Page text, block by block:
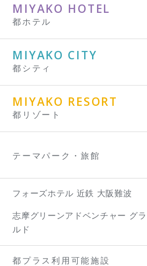
MIYAKO HOTEL
都ホテル
MIYAKO CITY
都シティ
MIYAKO RESORT
都リゾート
テーマパーク・旅館
フォーズホテル 近鉄 大阪難波
志摩グリーンアドベンチャー グ
ルド
都プラス利用可能施設